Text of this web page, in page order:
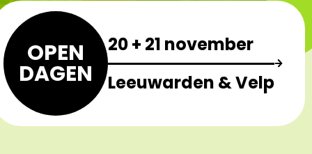
OPEN
DAGEN
20 + 21 november
Leeuwarden & Velp